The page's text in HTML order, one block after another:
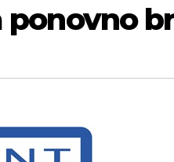
ponovno